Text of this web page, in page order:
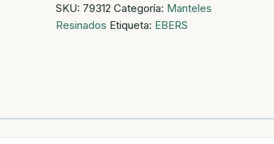
CAPS
400MG
SKU: 79312 Categoría: Manteles
Resinados Etiqueta: EBERS